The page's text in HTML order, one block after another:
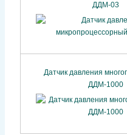
ДДМ-03
Датчик давления
ДДМ-1000